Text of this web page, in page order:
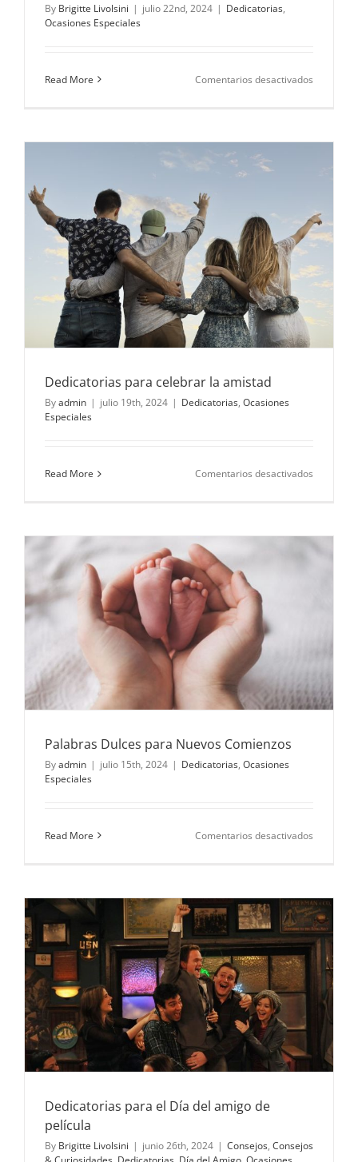
By Brigitte Livolsini | julio 22nd, 2024 | Dedicatorias,
Ocasiones Especiales
Read More Comentarios desactivados
perfecta.
Dedicatorias para celebrar la amistad
Byadmin | julio 19th, 2024 | Dedicatorias, Ocasiones
Especiales
Read More Comentarios desactivados
Palabras Dulces para Nuevos Comienzos
Byadmin | julio 15th, 2024 | Dedicatorias, Ocasiones
Especiales
Read More Comentarios desactivados
Dedicatorias para el Día del amigo de
película
By Brigitte Livolsini | junio 26th, 2024 | Consejos, Consejos